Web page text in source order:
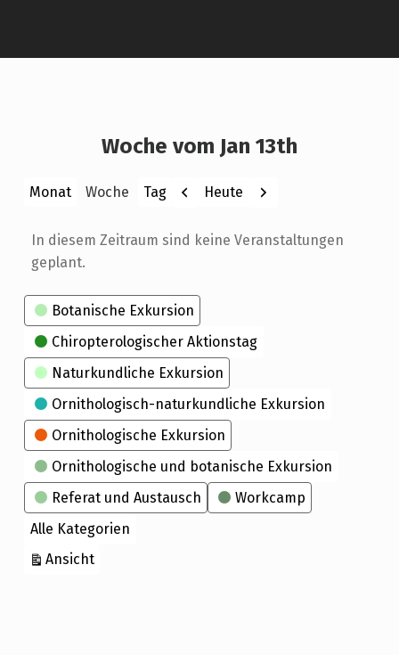
Woche vom Jan 13th
Monat Woche Tag Zurück
Heute Weiter
In diesem Zeitraum sind keine Veranstaltungen
geplant.
Kategorien
Botanische Exkursion
Chiropterologischer Aktionstag
Naturkundliche Exkursion
Ornithologisch-naturkundliche Exkursion
Ornithologische Exkursion
Ornithologische und botanische Exkursion
Referat und Austausch
Workcamp
Alle Kategorien
Ansichtausdrucken